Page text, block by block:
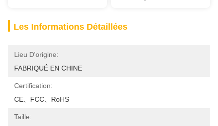
Les Informations Détaillées
Lieu D'origine:
FABRIQUÉ EN CHINE
Certification:
CE、FCC、RoHS
Taille: